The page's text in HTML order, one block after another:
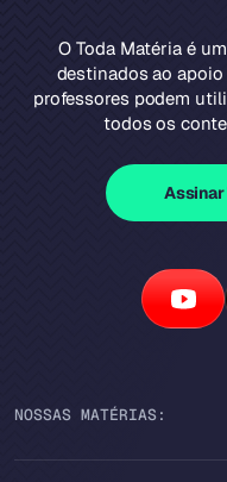
O Toda Matéria é
destinados ao
professores podem
todos os
Assinar
NOSSAS MATÉRIAS: